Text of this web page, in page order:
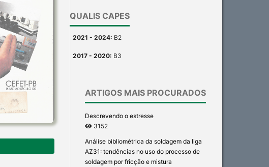
QUALIS CAPES
2021 - 2024: B2
2017 - 2020: B3
ARTIGOS MAIS PROCURADOS
Descrevendo o estresse
3152
Análise bibliométrica da soldagem da liga
AZ31: tendências no uso do processo de
soldagem por fricção e mistura